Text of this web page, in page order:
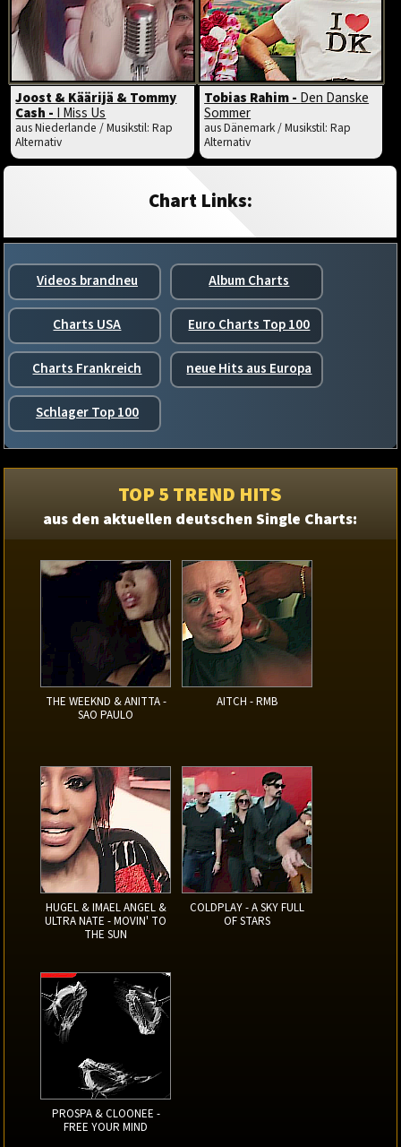
Joost & Käärijä & Tommy
Cash - I Miss Us
aus Niederlande / Musikstil: Rap
Alternativ
Tobias Rahim - Den Danske
Sommer
aus Dänemark / Musikstil: Rap
Alternativ
Chart Links:
Videos brandneu Album Charts
Charts USA Euro Charts Top 100
Charts Frankreich neue Hits aus Europa
Schlager Top 100
TOP 5 TREND HITS
aus den aktuellen deutschen Single Charts:
THE WEEKND & ANITTA -
SAO PAULO
AITCH - RMB
HUGEL & IMAEL ANGEL &
ULTRA NATE - MOVIN' TO
THE SUN
COLDPLAY - A SKY FULL
OF STARS
PROSPA & CLOONEE -
FREE YOUR MIND